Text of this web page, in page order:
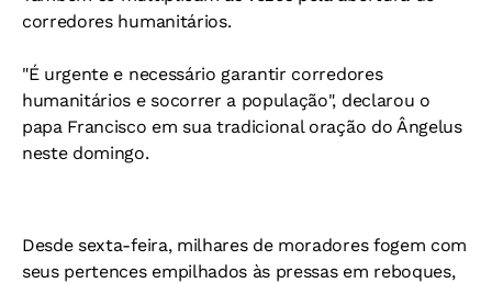
corredores humanitários.
"É urgente e necessário garantir corredores
humanitários e socorrer a população", declarou o
papa Francisco em sua tradicional oração do Ângelus
neste domingo.
Desde sexta-feira, milhares de moradores fogem com
seus pertences empilhados às pressas em reboques,